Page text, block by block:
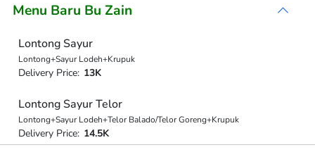
Menu Baru Bu Zain
Lontong Sayur
Lontong+Sayur Lodeh+Krupuk
Delivery Price: 13K
Lontong Sayur Telor
Lontong+Sayur Lodeh+Telor Balado/Telor Goreng+Krupuk
Delivery Price: 14.5K